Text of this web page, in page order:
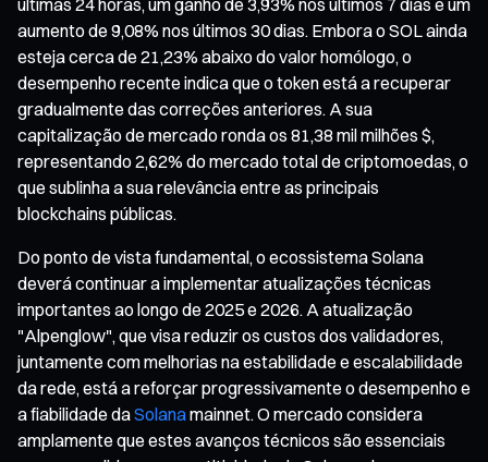
aumento de 9,08% nos últimos 30 dias. Embora o SOL ainda
esteja cerca de 21,23% abaixo do valor homólogo, o
desempenho recente indica que o token está a recuperar
gradualmente das correções anteriores. A sua
capitalização de mercado ronda os 81,38 mil milhões $,
representando 2,62% do mercado total de criptomoedas, o
que sublinha a sua relevância entre as principais
blockchains públicas.
Do ponto de vista fundamental, o ecossistema Solana
deverá continuar a implementar atualizações técnicas
importantes ao longo de 2025 e 2026. A atualização
"Alpenglow", que visa reduzir os custos dos validadores,
juntamente com melhorias na estabilidade e escalabilidade
da rede, está a reforçar progressivamente o desempenho e
a fiabilidade daSolanamainnet. O mercado considera
amplamente que estes avanços técnicos são essenciais